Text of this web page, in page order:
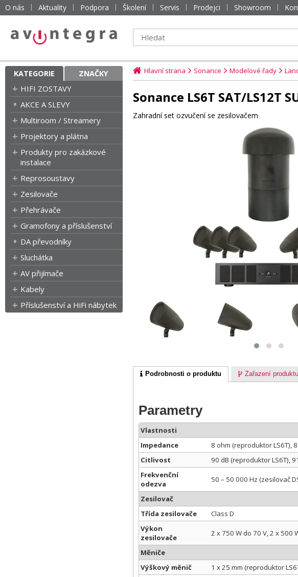
O nás Aktuality Podpora Školení Servis Prodejci Showroom
KATEGORIE ZNAČKY
HIFI ZOSTAVY
AKCE A SLEVY
Multiroom / Streamery
Projektory a plátna
Produkty pro zakázkové
instalace
Reprosoustavy
Zesilovače
Přehrávače
Gramofony a příslušenství
DA převodníky
Sluchátka
AV přijímače
Kabely
Příslušenství a HiFi nábytek
Hlavní strana Sonance Modelové řady
Sonance LS6T SAT/LS12T
Zahradní set ozvučení se zesilovačem
Podrobnosti o produktu Zařazení produktu
Parametry
Vlastnosti
Impedance
8 ohm (reproduktor LS6T),
Citlivost
90 dB (reproduktor LS6T),
Frekvenční
odezva
50 – 50 000 Hz (zesilovač
Zesilovač
Třída zesilovače
Class D
Výkon
zesilovače
2 x 750 W do 70 V, 2 x 500
Měniče
Výškový měnič
1 x 25 mm (reproduktor